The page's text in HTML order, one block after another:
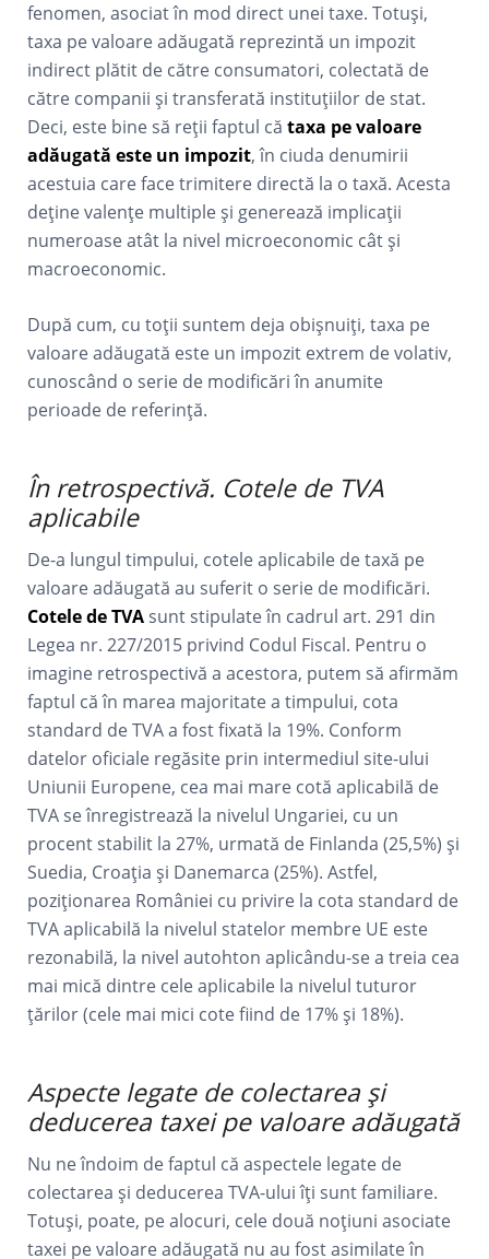
fenomen, asociat în mod direct unei taxe. Totuși,
taxa pe valoare adăugată reprezintă un impozit
indirect plătit de către consumatori, colectată de
către companii și transferată instituțiilor de stat.
Deci, este bine să reții faptul cătaxa pe valoare
adăugată este un impozit, în ciuda denumirii
acestuia care face trimitere directă la o taxă. Acesta
deține valențe multiple și generează implicații
numeroase atât la nivel microeconomic cât și
macroeconomic.
După cum, cu toții suntem deja obișnuiți, taxa pe
valoare adăugată este un impozit extrem de volativ,
cunoscând o serie de modificări în anumite
perioade de referință.
În retrospectivă. Cotele de TVA
aplicabile
De-a lungul timpului, cotele aplicabile de taxă pe
valoare adăugată au suferit o serie de modificări.
Cotele de TVAsunt stipulate în cadrul art. 291 din
Legea nr. 227/2015 privind Codul Fiscal. Pentru o
imagine retrospectivă a acestora, putem să afirmăm
faptul că în marea majoritate a timpului, cota
standard de TVA a fost fixată la 19%. Conform
datelor oficiale regăsite prin intermediul site-ului
Uniunii Europene, cea mai mare cotă aplicabilă de
TVA se înregistrează la nivelul Ungariei, cu un
procent stabilit la 27%, urmată de Finlanda (25,5%) și
Suedia, Croația și Danemarca (25%). Astfel,
poziționarea României cu privire la cota standard de
TVA aplicabilă la nivelul statelor membre UE este
rezonabilă, la nivel autohton aplicându-se a treia cea
mai mică dintre cele aplicabile la nivelul tuturor
țărilor (cele mai mici cote fiind de 17% și 18%).
Aspecte legate de colectarea și
deducerea taxei pe valoare adăugată
Nu ne îndoim de faptul că aspectele legate de
colectarea și deducerea TVA-ului îți sunt familiare.
Totuși, poate, pe alocuri, cele două noțiuni asociate
taxei pe valoare adăugată nu au fost asimilate în